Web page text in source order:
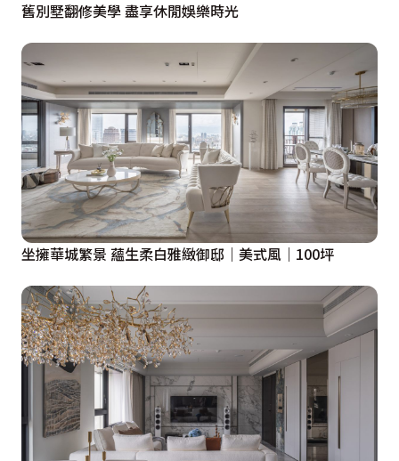
舊別墅翻修美學 盡享休閒娛樂時光
坐擁華城繁景 蘊生柔白雅緻御邸｜美式風｜100坪